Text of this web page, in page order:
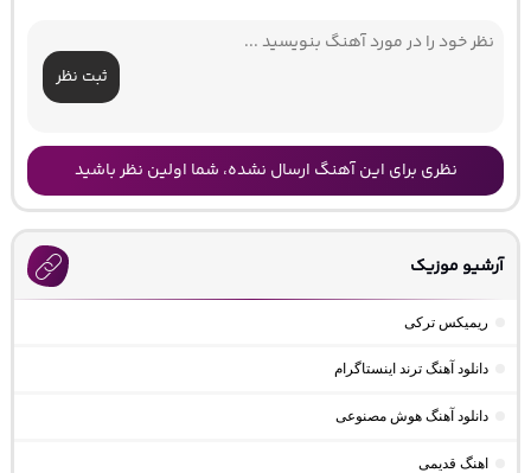
ثبت نظر
نظری برای این آهنگ ارسال نشده، شما اولین نظر باشید
آرشیو موزیک
ریمیکس ترکی
دانلود آهنگ ترند اینستاگرام
دانلود آهنگ هوش مصنوعی
اهنگ قدیمی